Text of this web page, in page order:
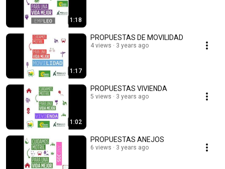
1:18
1:17
PROPUESTAS DE MOVILIDAD
4 views 3 years ago
1:02
PROPUESTAS VIVIENDA
5 views 3 years ago
PROPUESTAS ANEJOS
6 views 3 years ago